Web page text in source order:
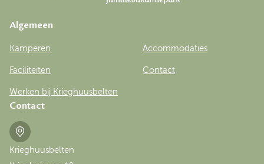
Contact
Krieghuusbelten
Algemeen
Kamperen Accommodaties
Faciliteiten Contact
Werken bij Krieghuusbelten